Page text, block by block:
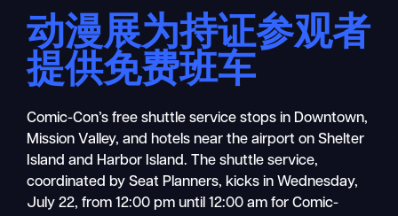
动漫展为持证参观者
提供免费班车
Comic-Con’s free shuttle service stops in Downtown,
Mission Valley, and hotels near the airport on Shelter
Island and Harbor Island. The shuttle service,
coordinated by Seat Planners, kicks in Wednesday,
July 22, from 12:00 pm until 12:00 am for Comic-